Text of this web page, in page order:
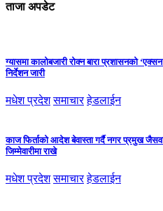
ताजा अपडेट
ग्यासमा कालोबजारी रोक्न बारा प्रशासनको
निर्देशन जारी
मधेश प्रदेश समाचार हेडलाईन
काज फिर्ताको आदेश बेवास्ता गर्दै नगर प्रमुख
जिम्मेवारीमा राखे
मधेश प्रदेश समाचार हेडलाईन